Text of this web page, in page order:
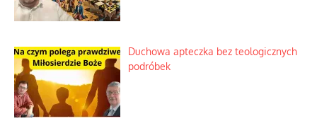
Duchowa apteczka bez teologicznych
podróbek